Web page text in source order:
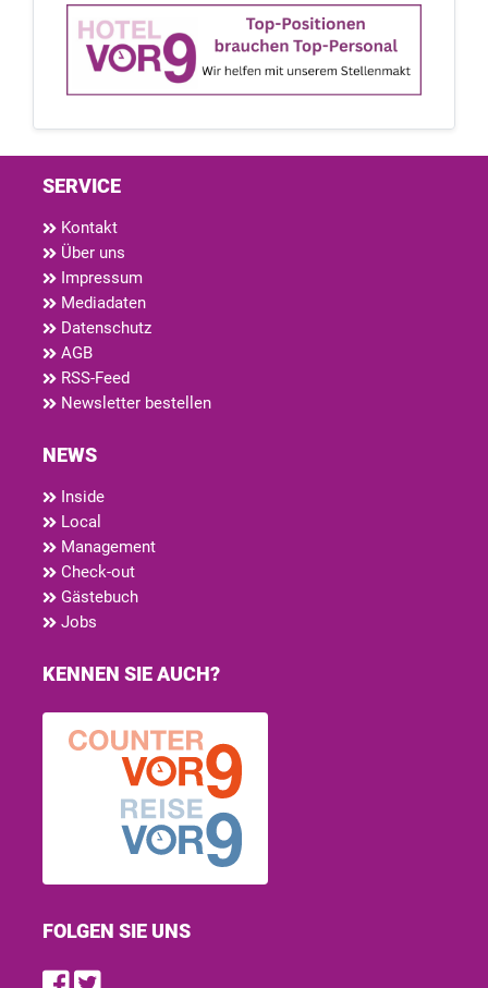
SERVICE
Kontakt
Über uns
Impressum
Mediadaten
Datenschutz
AGB
RSS-Feed
Newsletter bestellen
NEWS
Inside
Local
Management
Check-out
Gästebuch
Jobs
KENNEN SIE AUCH?
FOLGEN SIE UNS